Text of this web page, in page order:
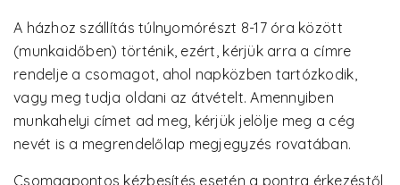
A házhoz szállítás túlnyomórészt 8-17 óra között
(munkaidőben) történik, ezért, kérjük arra a címre
rendelje a csomagot, ahol napközben tartózkodik,
vagy meg tudja oldani az átvételt. Amennyiben
munkahelyi címet ad meg, kérjük jelölje meg a cég
nevét is a megrendelőlap megjegyzés rovatában.
Csomagpontos kézbesítés esetén a pontra érkezéstől